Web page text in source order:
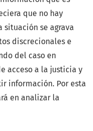
que no hay
situación se agrava
discrecionales e
del caso en
acceso a la justicia y
información. Por esta
en analizar la